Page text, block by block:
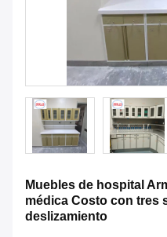
Muebles de hospital
médica Costo con tres
deslizamiento